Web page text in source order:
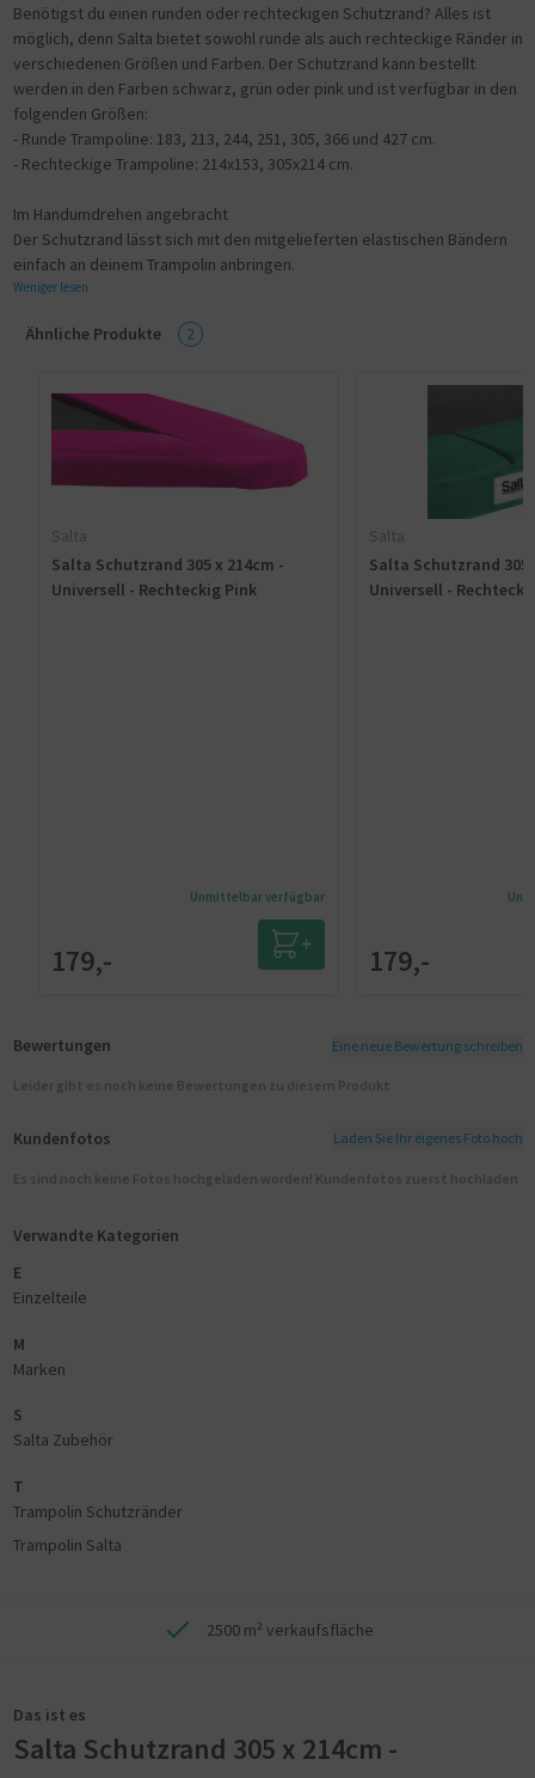
Benötigst du einen runden oder rechteckigen Schutzrand? Alles ist
möglich, denn Salta bietet sowohl runde als auch rechteckige Ränder in
verschiedenen Größen und Farben. Der Schutzrand kann bestellt
werden in den Farben schwarz, grün oder pink und ist verfügbar in den
folgenden Größen:
- Runde Trampoline: 183, 213, 244, 251, 305, 366 und 427 cm.
- Rechteckige Trampoline: 214x153, 305x214 cm.
Im Handumdrehen angebracht
Der Schutzrand lässt sich mit den mitgelieferten elastischen Bändern
einfach an deinem Trampolin anbringen.
Weniger lesen
Ähnliche Produkte 2
Salta
Salta Schutzrand 305 x 214cm -
Universell - Rechteckig Pink
179,-
Unmittelbar verfügbar
Salta
Salta Schutzrand 305
Universell -
179,-
Bewertungen Eine neue Bewertung schreiben
Leider gibt es noch keine Bewertungen zu diesem Produkt
Kundenfotos Laden Sie Ihr eigenes Foto hoch
Es sind noch keine Fotos hochgeladen worden! Kundenfotos zuerst hochladen
Verwandte Kategorien
E
Einzelteile
M
Marken
S
Salta Zubehör
T
Trampolin Schutzränder
Trampolin Salta
2500 m² verkaufsfläche
Das ist es
Salta Schutzrand 305 x 214cm -